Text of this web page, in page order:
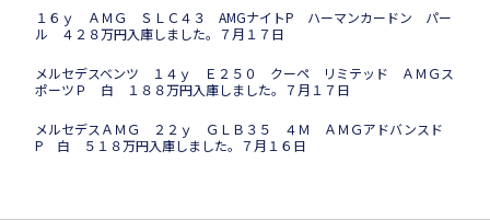
１６ｙ ＡＭＧ ＳＬＣ４３ AMGナイトP ハーマンカードン パー
ル ４２８万円入庫しました。７月１７日
メルセデスベンツ １４ｙ Ｅ２５０ クーペ リミテッド ＡＭＧス
ポーツＰ 白 １８８万円入庫しました。７月１７日
メルセデスＡＭＧ ２２ｙ ＧＬＢ３５ ４Ｍ ＡＭＧアドバンスド
P 白 ５１８万円入庫しました。７月１６日